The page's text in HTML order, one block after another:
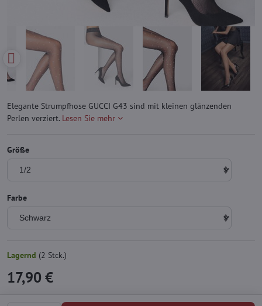
Elegante Strumpfhose GUCCI G43 sind mit kleinen glänzenden
Perlen verziert. Lesen Sie mehr
Größe
Farbe
Lagernd (2 Stck.)
17,90 €